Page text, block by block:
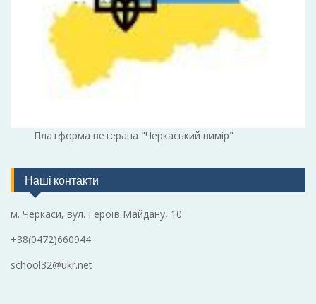
Платформа ветерана "Черкаський вимір"
Наші контакти
м. Черкаси, вул. Героїв Майдану, 10
+38(0472)660944
school32@ukr.net